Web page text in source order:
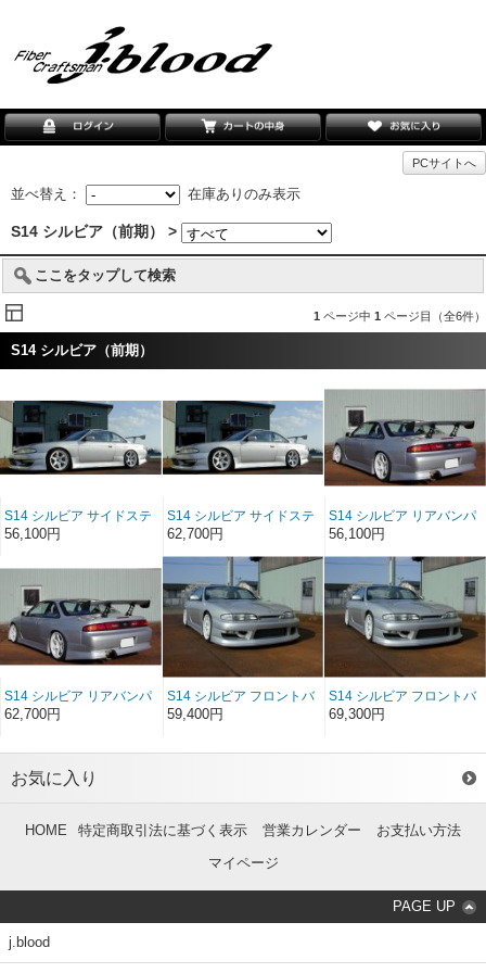
PCサイトへ
並べ替え： 在庫ありのみ表示
S14 シルビア（前期） >
ここをタップして検索
1 ページ中 1 ページ目（全6件）
S14 シルビア（前期）
S14 シルビア サイドステ
ップ FRP（前/後期）
56,100円
S14 シルビア サイドステ
ップ ソフトFRP（前/後
62,700円
S14 シルビア リアバンパ
ースポイラー FRP（前/後
56,100円
S14 シルビア リアバンパ
ースポイラー ソフト
FRP（前/後期）
62,700円
S14 シルビア フロントバ
ンパースポイラー
FRP（前期）
59,400円
S14 シルビア フロントバ
ンパースポイラー ソフト
FRP（前期）
69,300円
お気に入り
HOME 特定商取引法に基づく表示 営業カレンダー
お支払い方法
マイページ
PAGE UP
j.blood